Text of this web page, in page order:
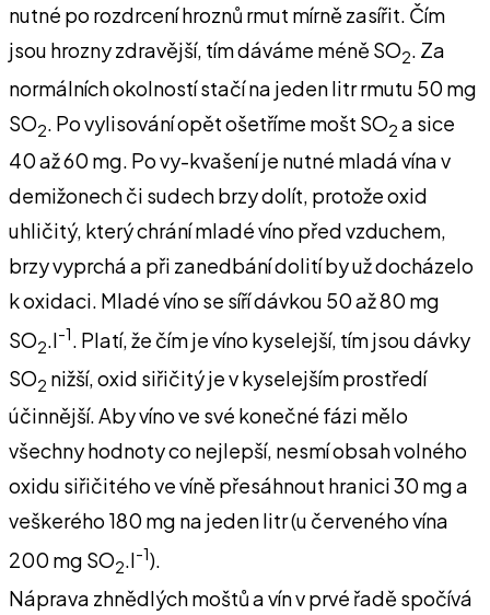
nutné po rozdrcení hroznů rmut mírně zasířit. Čím
jsou hrozny zdravější, tím dáváme méně SO2. Za
normálních okolností stačí na jeden litr rmutu 50 mg
SO2 . Po vylisování opět ošetříme mošt SO2 a sice
40 až 60 mg. Po vy-kvašení je nutné mladá vína v
demižonech či sudech brzy dolít, protože oxid
uhličitý, který chrání mladé víno před vzduchem,
brzy vyprchá a při zanedbání dolití by už docházelo
k oxidaci. Mladé víno se síří dávkou 50 až 80 mg
SO2.l-1. Platí, že čím je víno kyselejší, tím jsou dávky
SO2 nižší, oxid siřičitý je v kyselejším prostředí
účinnější. Aby víno ve své konečné fázi mělo
všechny hodnoty co nejlepší, nesmí obsah volného
oxidu siřičitého ve víně přesáhnout hranici 30 mg a
veškerého 180 mg na jeden litr (u červeného vína
200 mg SO2.l-1).
Náprava zhnědlých moštů a vín v prvé řadě spočívá